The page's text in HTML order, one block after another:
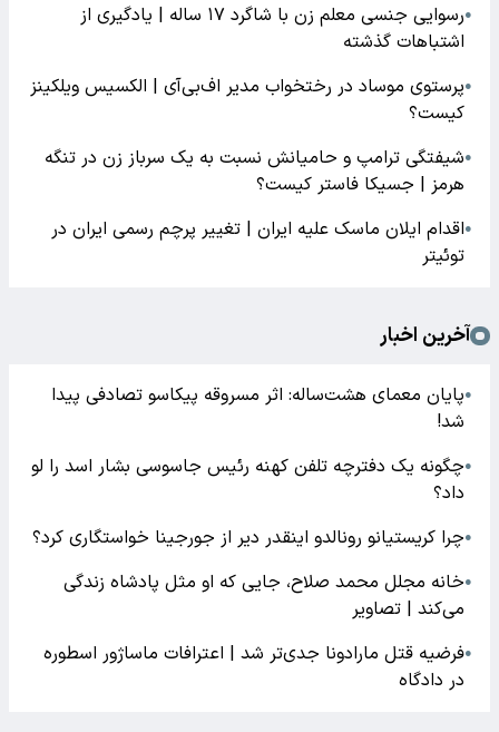
●
رسوایی جنسی معلم زن با شاگرد ۱۷ ساله | یادگیری از
اشتباهات گذشته
●پرستوی موساد در رختخواب مدیر اف‌بی‌آی | الکسیس ویلکینز
کیست؟
●شیفتگی ترامپ و حامیانش نسبت به یک سرباز زن در تنگه
هرمز | جسیکا فاستر کیست؟
●اقدام ایلان ماسک علیه ایران | تغییر پرچم رسمی ایران در
توئیتر
آخرین اخبار
●پایان معمای هشت‌ساله: اثر مسروقه پیکاسو تصادفی پیدا
شد!
●چگونه یک دفترچه تلفن کهنه رئیس جاسوسی بشار اسد را لو
داد؟
●چرا کریستیانو رونالدو اینقدر دیر از جورجینا خواستگاری کرد؟
●خانه مجلل محمد صلاح، جایی که او مثل پادشاه زندگی
می‌کند | تصاویر
●فرضیه قتل مارادونا جدی‌تر شد | اعترافات ماساژور اسطوره
در دادگاه